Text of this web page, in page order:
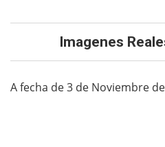
Imagenes
A fecha de 3 de Noviembre